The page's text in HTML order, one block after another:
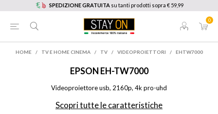
SPEDIZIONE GRATUITA su tanti prodotti sopra € 59,99
0
HOME / TV E HOME CINEMA / TV / VIDEOPROIETTORI / EHTW7000
EPSON EH-TW7000
Videoproiettore usb, 2160p, 4k pro-uhd
Scopri tutte le caratteristiche